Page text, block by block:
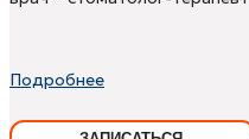
Подробнее